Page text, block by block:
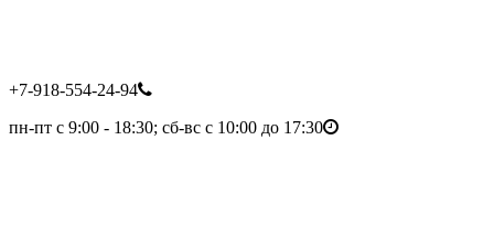
+7-918-554-24-94
пн-пт с 9:00 - 18:30; сб-вс с 10:00 до 17:30